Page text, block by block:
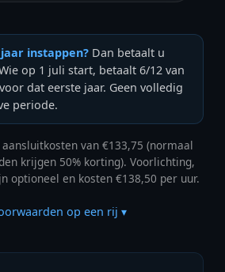
instappen?Dan betaalt u
op 1 juli start, betaalt 6/12 van
dat eerste jaar. Geen volledig
periode.
van €133,75 (normaal
krijgen 50% korting). Voorlichting,
optioneel en kosten €138,50 per uur.
op een rij